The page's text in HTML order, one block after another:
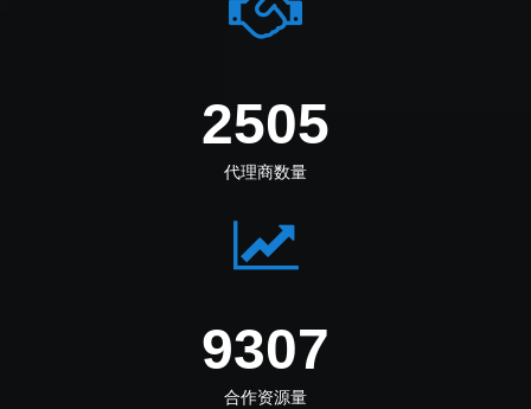
2987
代理商数量
11097
合作资源量